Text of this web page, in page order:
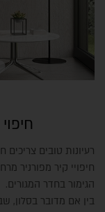
רעיונות טובים
חיפויי קיר מפורניר
הגימור בחדר המגורים.
בין אם מדובר בסלון,